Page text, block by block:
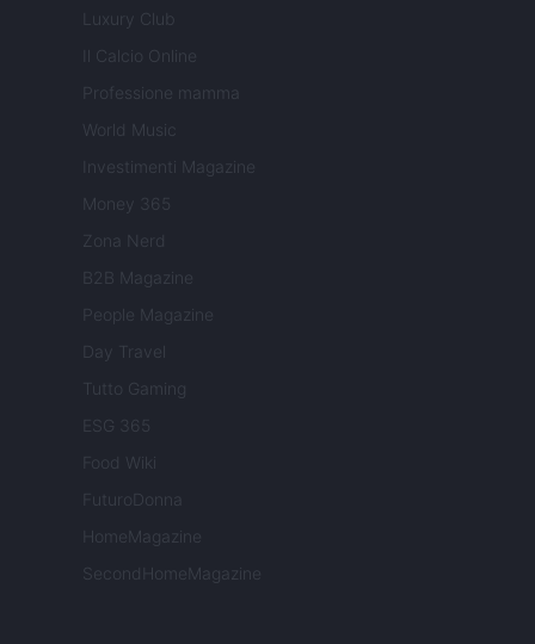
Luxury Club
Il Calcio Online
Professione mamma
World Music
Investimenti Magazine
Money 365
Zona Nerd
B2B Magazine
People Magazine
Day Travel
Tutto Gaming
ESG 365
Food Wiki
FuturoDonna
HomeMagazine
SecondHomeMagazine